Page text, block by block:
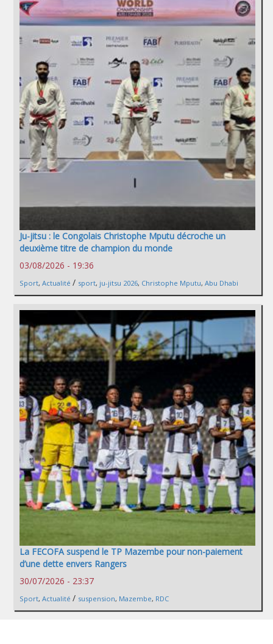
Ju-jitsu : le Congolais Christophe Mputu décroche un
deuxième titre de champion du monde
03/08/2026 - 19:36
Sport, Actualité / sport, ju-jitsu 2026, Christophe Mputu, Abu Dhabi
La FECOFA suspend le TP Mazembe pour non-paiement
d’une dette envers Rangers
30/07/2026 - 23:37
Sport, Actualité / suspension, Mazembe, RDC